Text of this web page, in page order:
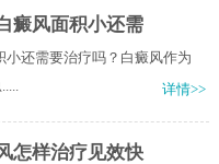
癜风面积小还需
还需要治疗吗？白癜风作为
详情>>
怎样治疗见效快